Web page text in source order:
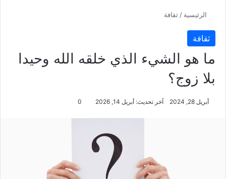
الرئيسية / ثقافة
ثقافة
ما هو الشيء الذي خلقه الله وحيدا
بلا زوج؟
أبريل 28, 2024 آخر تحديث: أبريل 14, 2026 0